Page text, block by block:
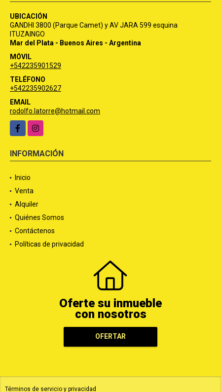
UBICACIÓN
GANDHI 3800 (Parque Camet) y AV JARA 599 esquina
ITUZAINGO
Mar del Plata - Buenos Aires - Argentina
MÓVIL
+542235901529
TELÉFONO
+542235902627
EMAIL
rodolfo.latorre@hotmail.com
FacebookInstagram
INFORMACIÓN
Inicio
Venta
Alquiler
Quiénes Somos
Contáctenos
Políticas de privacidad
Oferte su inmueble
con nosotros
OFERTAR
Términos de servicio y privacidad